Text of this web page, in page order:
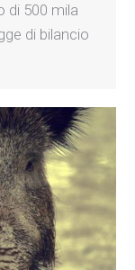
di 500 mila
di bilancio